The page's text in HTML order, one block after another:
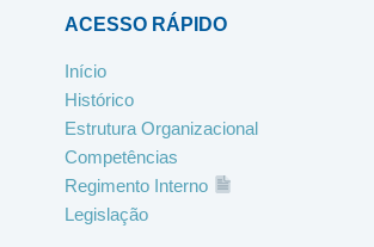
ACESSO RÁPIDO
Início
Histórico
Estrutura Organizacional
Competências
Regimento Interno
Legislação